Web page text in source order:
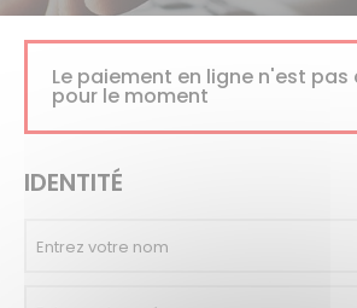
Le paiement en ligne n'est
pour le moment
IDENTITÉ
Entrez votre nom